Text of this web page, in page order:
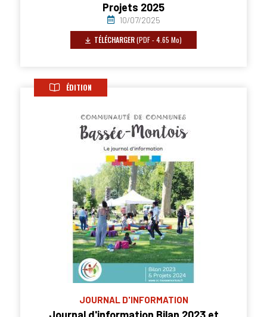
Projets 2025
10/07/2025
TÉLÉCHARGER(PDF - 4.65 Mo)
ÉDITION
JOURNAL D'INFORMATION